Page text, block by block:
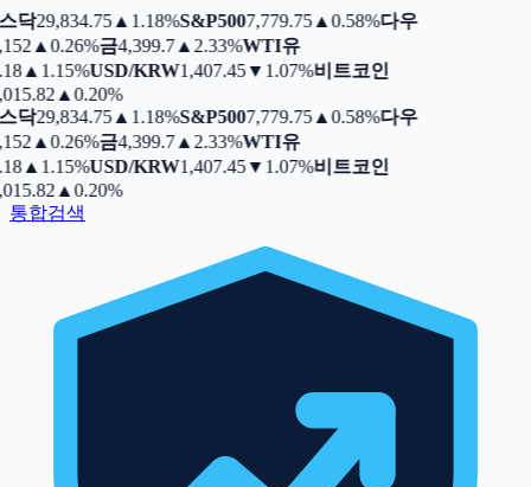
닥29,834.75▲ 1.18%S&P5007,779.75▲0.58%다우
▲0.26%금4,399.7▲ 2.33%WTI유
▲ 1.15%USD/KRW1,407.45▼1.07%비트코인
▲0.20%
닥29,834.75▲ 1.18%S&P5007,779.75▲0.58%다우
▲0.26%금4,399.7▲ 2.33%WTI유
▲ 1.15%USD/KRW1,407.45▼1.07%비트코인
▲0.20%
통합검색